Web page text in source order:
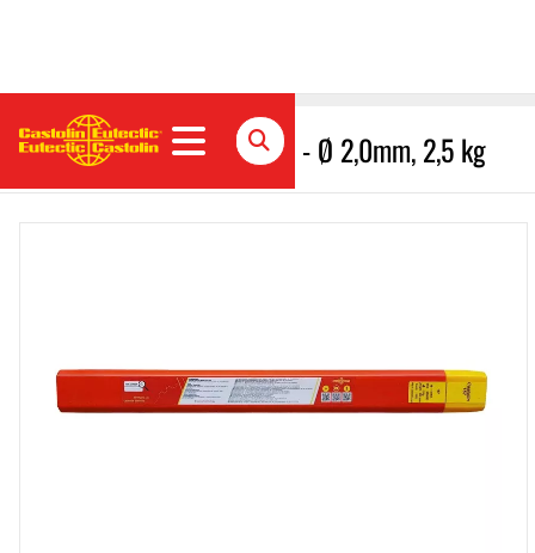
157 Weichlot Blanker Stab - Ø 2,0mm, 2,5 kg